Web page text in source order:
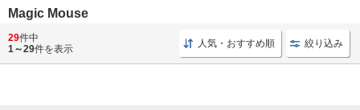
Magic Mouse
キーボード タイピング Touch ID搭載 キーボード
29件中
1～29件を表示 人気・おすすめ順 絞り込み